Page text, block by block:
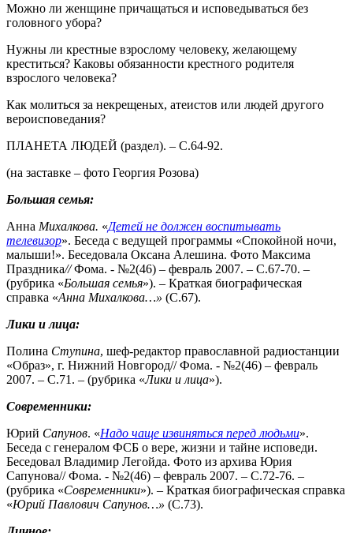
Можно ли женщине причащаться и исповедываться без
головного убора?
Нужны ли крестные взрослому человеку, желающему
креститься? Каковы обязанности крестного родителя
взрослого человека?
Как молиться за некрещеных, атеистов или людей другого
вероисповедания?
ПЛАНЕТА ЛЮДЕЙ (раздел). – С.64-92.
(на заставке – фото Георгия Розова)
Большая семья:
Анна Михалкова. «Детей не должен воспитывать
телевизор». Беседа с ведущей программы «Спокойной ночи,
малыши!». Беседовала Оксана Алешина. Фото Максима
Праздника//Фома. - №2(46) – февраль 2007. – С.67-70. –
(рубрика «Большая семья»). – Краткая биографическая
справка «Анна Михалкова…» (С.67).
Лики и лица:
Полина Ступина, шеф-редактор православной радиостанции
«Образ», г. Нижний Новгород// Фома. - №2(46) – февраль
2007. – С.71. – (рубрика «Лики и лица»).
Современники:
Юрий Сапунов. «Надо чаще извиняться перед людьми».
Беседа с генералом ФСБ о вере, жизни и тайне исповеди.
Беседовал Владимир Легойда. Фото из архива Юрия
Сапунова// Фома. - №2(46) – февраль 2007. – С.72-76. –
(рубрика «Современники»). – Краткая биографическая справка
«Юрий Павлович Сапунов…» (С.73).